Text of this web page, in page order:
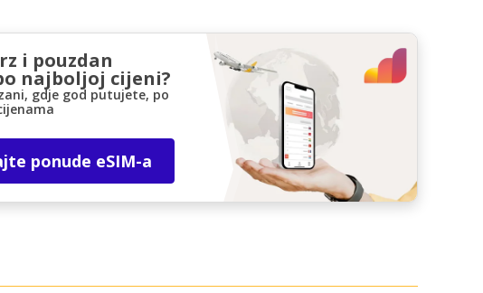
i pouzdan
najboljoj cijeni?
gdje god putujete, po
ponude eSIM-a